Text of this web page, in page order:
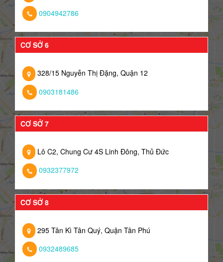
0904942786
CƠ SỞ 6
328/15 Nguyễn Thị Đặng, Quận 12
0903181486
CƠ SỞ 7
Lô C2, Chung Cư 4S Linh Đông, Thủ Đức
0932377972
CƠ SỞ 8
295 Tân Kì Tân Quý, Quận Tân Phú
0932489685